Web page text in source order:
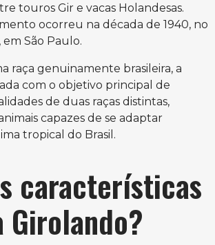
touros Gir e vacas Holandesas.
ocorreu na década de 1940, no
São Paulo.
raça genuinamente brasileira, a
com o objetivo principal de
de duas raças distintas,
capazes de se adaptar
tropical do Brasil.
características
Girolando?